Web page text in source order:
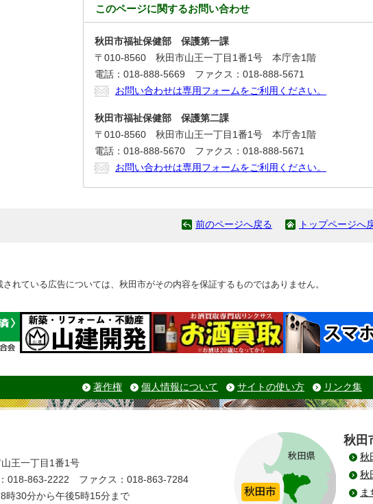
このページに関するお問い合わせ
秋田市福祉保健部 保護第一課
〒010-8560 秋田市山王一丁目1番1号 本庁舎1階
電話：018-888-5669 ファクス：018-888-5671
お問い合わせは専用フォームをご利用ください。
秋田市福祉保健部 保護第二課
〒010-8560 秋田市山王一丁目1番1号 本庁舎1階
電話：018-888-5670 ファクス：018-888-5671
お問い合わせは専用フォームをご利用ください。
前のページへ戻る トップページへ
れている広告については、秋田市がその内容を保証するものではありません。
著作権 個人情報について サイトの使い方 リンク集
王一丁目1番1号
018-863-2222 ファクス：018-863-7284
時30分から午後5時15分まで
秋田
秋
秋
ま